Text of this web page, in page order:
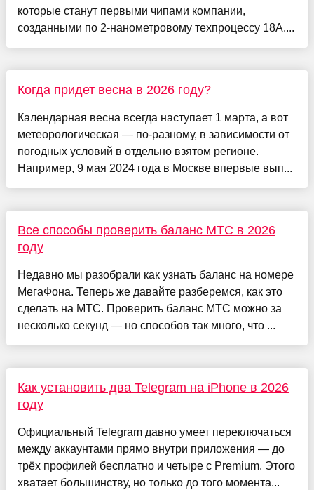
которые станут первыми чипами компании,
созданными по 2-нанометровому техпроцессу 18A....
Когда придет весна в 2026 году?
Календарная весна всегда наступает 1 марта, а вот
метеорологическая — по-разному, в зависимости от
погодных условий в отдельно взятом регионе.
Например, 9 мая 2024 года в Москве впервые вып...
Все способы проверить баланс МТС в 2026
году
Недавно мы разобрали как узнать баланс на номере
МегаФона. Теперь же давайте разберемся, как это
сделать на МТС. Проверить баланс МТС можно за
несколько секунд — но способов так много, что ...
Как установить два Telegram на iPhone в 2026
году
Официальный Telegram давно умеет переключаться
между аккаунтами прямо внутри приложения — до
трёх профилей бесплатно и четыре с Premium. Этого
хватает большинству, но только до того момента...